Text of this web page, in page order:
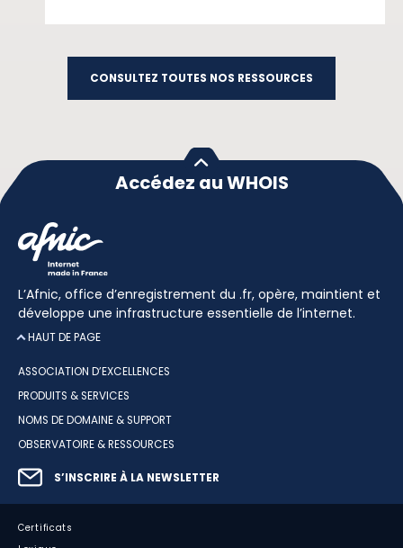
CONSULTEZ TOUTES NOS RESSOURCES
Accédez au WHOIS
L’Afnic, office d’enregistrement du .fr, opère, maintient et
développe une infrastructure essentielle de l’internet.
HAUT DE PAGE
ASSOCIATION D’EXCELLENCES
PRODUITS & SERVICES
NOMS DE DOMAINE & SUPPORT
OBSERVATOIRE & RESSOURCES
S’INSCRIRE À LA NEWSLETTER
Certificats